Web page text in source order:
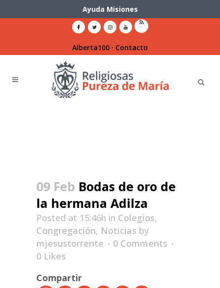
Ayuda Misiones
Alberta100 · Contacto
09 Feb Bodas de oro de
la hermana Adilza
Posted at 15:46h in Colegios,
Congregación, Noticias by
mjesustorrente
0 Comments
0 Likes
Compartir